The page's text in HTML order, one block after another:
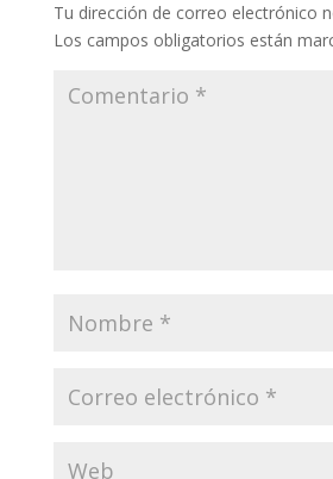
Tu dirección de correo electrónico
Los campos obligatorios están